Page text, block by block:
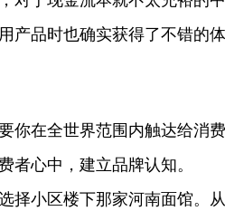
产品时也确实获得了不错的
在全世界范围内触达给消
者心中，建立品牌认知。
择小区楼下那家河南面馆。